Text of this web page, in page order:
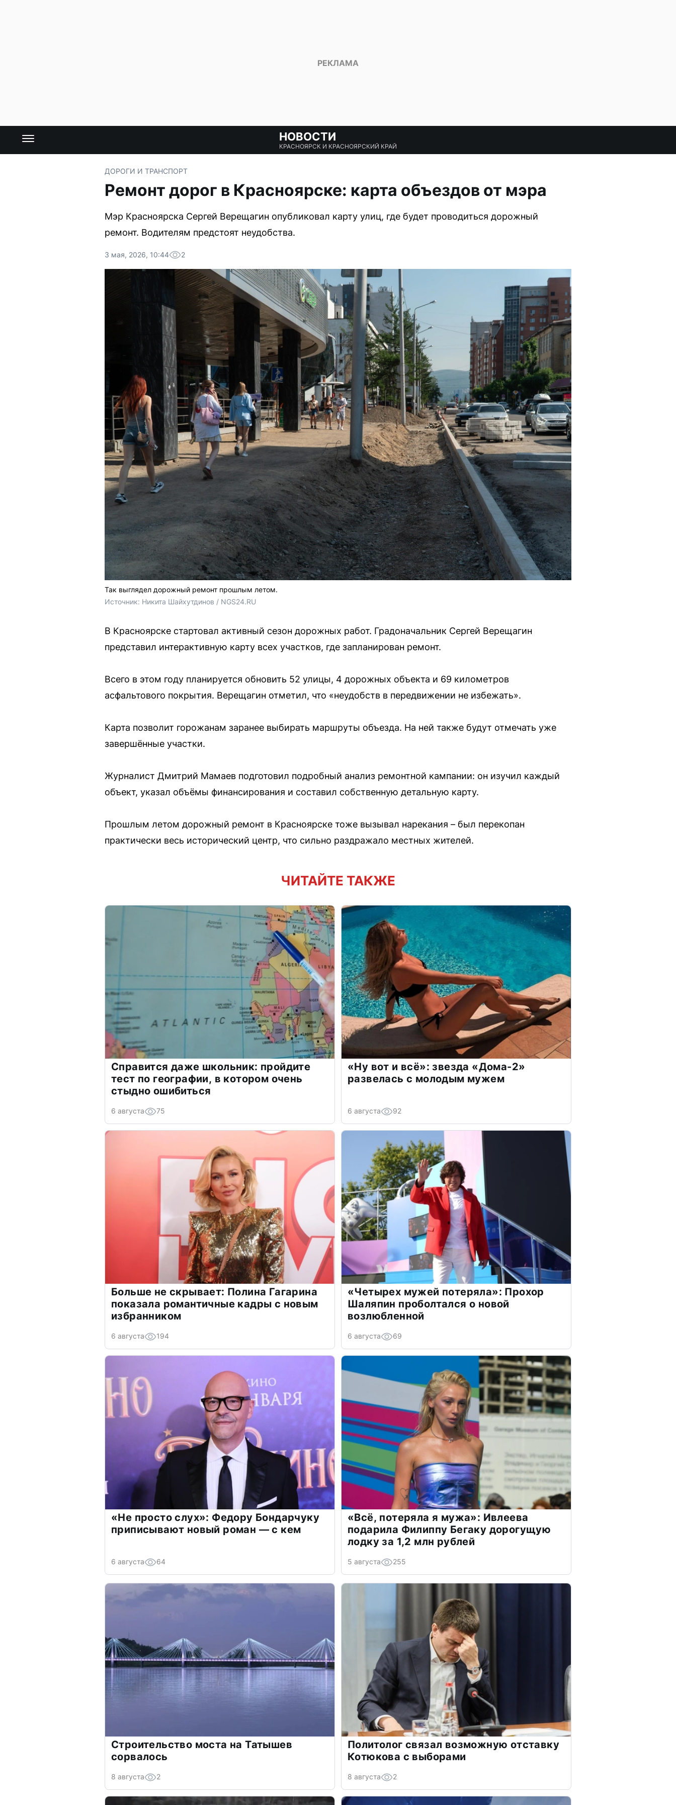
НОВОСТИ
КРАСНОЯРСК И КРАСНОЯРСКИЙ КРАЙ
ДОРОГИ И ТРАНСПОРТ
Ремонт дорог в Красноярске: карта объездов от мэра
Мэр Красноярска Сергей Верещагин опубликовал карту улиц, где будет проводиться дорожный
ремонт. Водителям предстоят неудобства.
3 мая, 2026, 10:44 2
Так выглядел дорожный ремонт прошлым летом.
Источник: Никита Шайхутдинов / NGS24.RU
В Красноярске стартовал активный сезон дорожных работ. Градоначальник Сергей Верещагин
представил интерактивную карту всех участков, где запланирован ремонт.
Всего в этом году планируется обновить 52 улицы, 4 дорожных объекта и 69 километров
асфальтового покрытия. Верещагин отметил, что «неудобств в передвижении не избежать».
Карта позволит горожанам заранее выбирать маршруты объезда. На ней также будут отмечать уже
завершённые участки.
Журналист Дмитрий Мамаев подготовил подробный анализ ремонтной кампании: он изучил каждый
объект, указал объёмы финансирования и составил собственную детальную карту.
Прошлым летом дорожный ремонт в Красноярске тоже вызывал нарекания – был перекопан
практически весь исторический центр, что сильно раздражало местных жителей.
ЧИТАЙТЕ ТАКЖЕ
Справится даже школьник: пройдите
тест по географии, в котором очень
стыдно ошибиться
6 августа 75
«Ну вот и всё»: звезда «Дома-2»
развелась с молодым мужем
6 августа 92
Больше не скрывает: Полина Гагарина
показала романтичные кадры с новым
избранником
6 августа 194
«Четырех мужей потеряла»: Прохор
Шаляпин проболтался о новой
возлюбленной
6 августа 69
«Не просто слух»: Федору Бондарчуку
приписывают новый роман — с кем
6 августа 64
«Всё, потеряла я мужа»: Ивлеева
подарила Филиппу Бегаку дорогущую
лодку за 1,2 млн рублей
5 августа 255
Строительство моста на Татышев
сорвалось
8 августа 2
Политолог связал возможную отставку
Котюкова с выборами
8 августа 2